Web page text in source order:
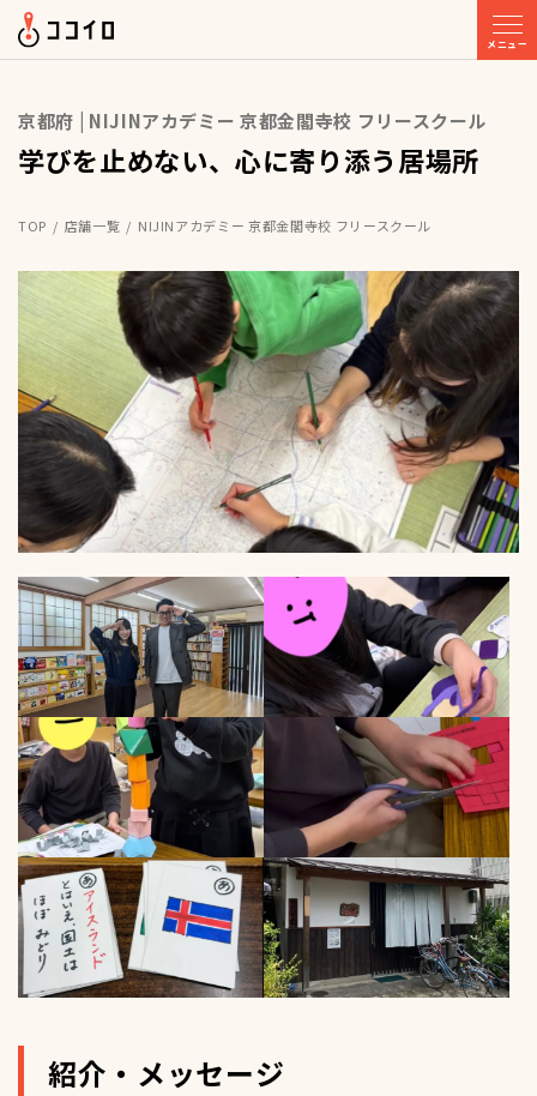
メニュー
京都府 | NIJINアカデミー 京都金閣寺校 フリースクール
学びを止めない、心に寄り添う居場所
TOP 店舗一覧 NIJINアカデミー 京都金閣寺校 フリースクール
紹介・メッセージ